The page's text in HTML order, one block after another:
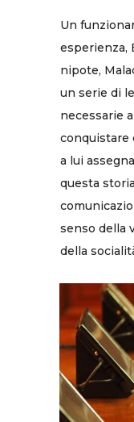
Un
esperienza,
nipote,
un serie di
necessarie
conquistare
a lui
questa
senso della
della